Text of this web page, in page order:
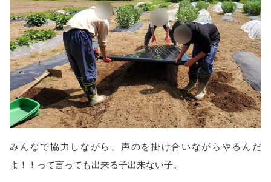
みんなで協力しながら、声のを掛け合いながらやるんだ
よ！！って言っても出来る子出来ない子。